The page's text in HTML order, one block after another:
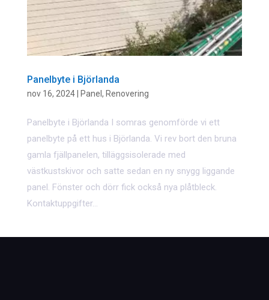
Panelbyte i Björlanda
nov 16, 2024| Panel , Renovering
Panelbyte i Björlanda I somras genomförde vi ett
panelbyte på ett hus i Björlanda. Vi rev bort den bruna
gamla fjällpanelen, tilläggsisolerade med
västkustskivor och satte sedan en ny snygg liggande
panel. Fönster och dörr fick också nya plåtbleck.
Kontaktuppgifter...